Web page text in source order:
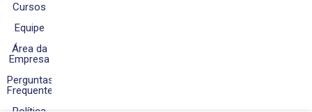
Cursos
Equipe
Área da
Empresa
Perguntas
Frequentes